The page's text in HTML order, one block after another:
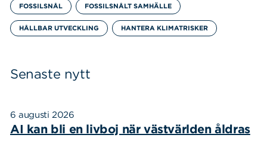
FOSSILSNÅL FOSSILSNÅLT SAMHÄLLE
HÅLLBAR UTVECKLING HANTERA KLIMATRISKER
Senaste nytt
6 augusti 2026
AI kan bli en livboj när västvärlden åldras